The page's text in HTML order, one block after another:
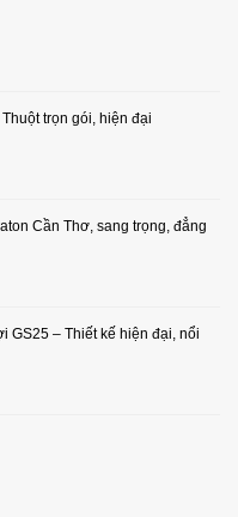
trọn gói, hiện đại
Cần Thơ, sang trọng, đẳng
GS25 – Thiết kế hiện đại, nổi